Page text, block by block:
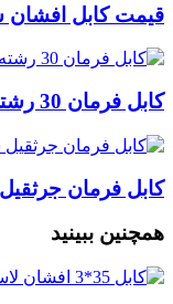
قیمت کابل افشان
کابل فرمان 30 رشته نمایندگی تبریز
کابل فرمان
همچنین ببینید